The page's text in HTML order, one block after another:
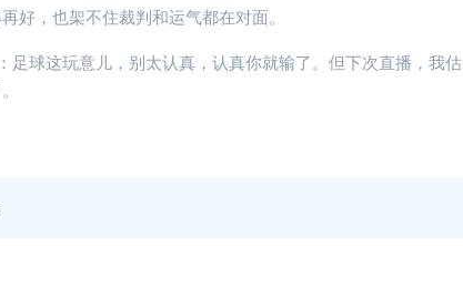
好，也架不住裁判和运气都在对面。
球这玩意儿，别太认真，认真你就输了。但下次直播，我估